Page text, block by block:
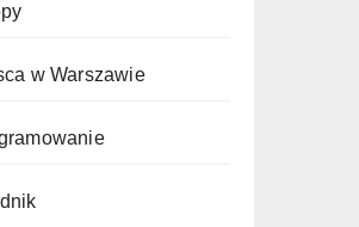
w Warszawie